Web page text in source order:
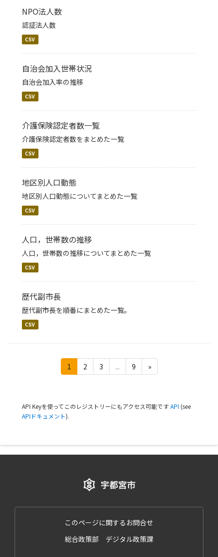
NPO法人数
認証法人数
CSV
自治会加入世帯状況
自治会加入率の推移
CSV
介護保険認定者数一覧
介護保険認定者数をまとめた一覧
CSV
地区別人口動態
地区別人口動態についてまとめた一覧
CSV
人口，世帯数の推移
人口，世帯数の推移についてまとめた一覧
CSV
歴代副市長
歴代副市長を順番にまとめた一覧。
CSV
1 2 3 ... 9 »
API Keyを使ってこのレジストリーにもアクセス可能ですAPI (see
APIドキュメント).
このページに関するお問合せ
総合政策部 デジタル政策課